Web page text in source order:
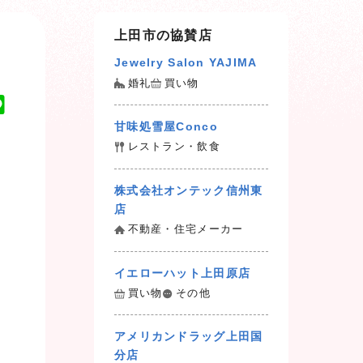
上田市の協賛店
Jewelry Salon YAJIMA
婚礼 買い物
甘味処雪屋Conco
レストラン・飲食
株式会社オンテック信州東
店
不動産・住宅メーカー
イエローハット上田原店
買い物 その他
アメリカンドラッグ上田国
分店